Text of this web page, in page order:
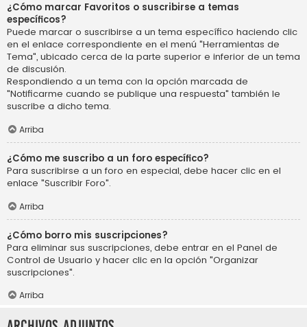
¿Cómo marcar Favoritos o suscribirse a temas
específicos?
Puede marcar o suscribirse a un tema específico haciendo clic
en el enlace correspondiente en el menú "Herramientas de
Tema", ubicado cerca de la parte superior e inferior de un tema
de discusión.
Respondiendo a un tema con la opción marcada de
"Notificarme cuando se publique una respuesta" también le
suscribe a dicho tema.
Arriba
¿Cómo me suscribo a un foro específico?
Para suscribirse a un foro en especial, debe hacer clic en el
enlace "Suscribir Foro".
Arriba
¿Cómo borro mis suscripciones?
Para eliminar sus suscripciones, debe entrar en el Panel de
Control de Usuario y hacer clic en la opción "Organizar
suscripciones".
Arriba